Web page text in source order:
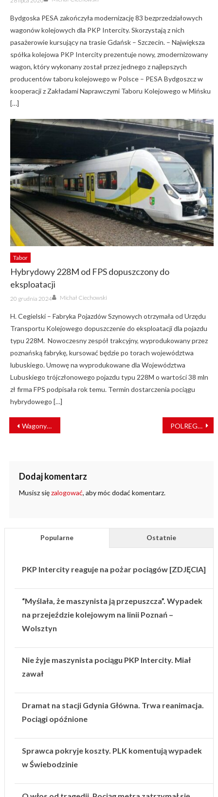
on
Bydgoska PESA zakończyła modernizację 83 bezprzedziałowych
wagonów kolejowych dla PKP Intercity. Skorzystają z nich
pasażerowie kursujący na trasie Gdańsk – Szczecin. – Największa
spółka kolejowa PKP Intercity prezentuje nowy, zmodernizowany
wagon, który wykonany został przez jednego z najlepszych
producentów taboru kolejowego w Polsce – PESA Bydgoszcz w
kooperacji z Zakładami Naprawczymi Taboru Kolejowego w Mińsku
[…]
Tabor
Hybrydowy 228M od FPS dopuszczony do
eksploatacji
Posted
on
20 grudnia 2024 Author
Michał Ciechowski
H. Cegielski – Fabryka Pojazdów Szynowych otrzymała od Urzędu
Transportu Kolejowego dopuszczenie do eksploatacji dla pojazdu
typu 228M. Nowoczesny zespół trakcyjny, wyprodukowany przez
poznańską fabrykę, kursować będzie po torach województwa
lubuskiego. Umowę na wyprodukowane dla Województwa
Lubuskiego trójczłonowego pojazdu typu 228M o wartości 38 mln
zł firma FPS podpisała rok temu. Termin dostarczenia pociągu
hybrydowego […]
NAWIGACJA
WPISU
Wagony przyszłości – jak widzą kolej przyszli architekci z Politechniki Poznańskiej? POLREGIO wygrało przetarg Pomorza Zachodniego
Dodaj komentarz
Musisz sięzalogować, aby móc dodać komentarz.
Popularne Ostatnie
PKP Intercity reaguje na pożar pociągów [ZDJĘCIA]
“Myślała, że maszynista ją przepuszcza”. Wypadek
na przejeździe kolejowym na linii Poznań –
Wolsztyn
Nie żyje maszynista pociągu PKP Intercity. Miał
zawał
Dramat na stacji Gdynia Główna. Trwa reanimacja.
Pociągi opóźnione
Sprawca pokryje koszty. PLK komentują wypadek
w Świebodzinie